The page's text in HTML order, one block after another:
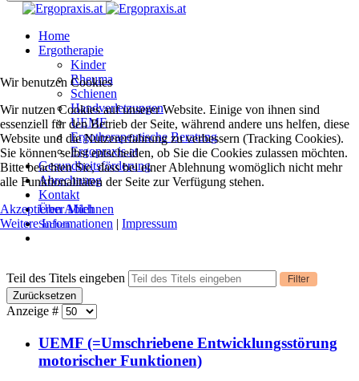
Home
Ergotherapie
Kinder
Rheuma
Schienen
Handverletzungen
UEMF
Ergotherapeutische Beratung
Ergopraxis.at
Gesundheitsförderung
Abrechnung
Kontakt
Über Mich
Suchen
Teil des Titels eingeben Filter
Zurücksetzen
Anzeige #
UEMF (=Umschriebene Entwicklungsstörung
motorischer Funktionen)
Wir benutzen Cookies
Wir nutzen Cookies auf unserer Website. Einige von ihnen sind
essenziell für den Betrieb der Seite, während andere uns helfen, diese
Website und die Nutzererfahrung zu verbessern (Tracking Cookies).
Sie können selbst entscheiden, ob Sie die Cookies zulassen möchten.
Bitte beachten Sie, dass bei einer Ablehnung womöglich nicht mehr
alle Funktionalitäten der Seite zur Verfügung stehen.
AkzeptierenAblehnen
Weitere Informationen | Impressum